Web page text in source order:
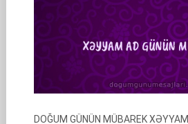
DOĞUM GÜNÜN MÜBAREK XƏYYAM